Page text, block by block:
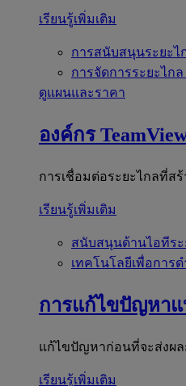
เรียนรู้เพิ่มเติม
การสนับสนุนระยะไ
การจัดการระยะไกล
ดูแผนและราคา
องค์กร
การเชื่อมต่อระยะไกลที่ส
เรียนรู้เพิ่มเติม
สนับสนุนด้านไอทีระ
เทคโนโลยีเพื่อการ
การแก้ไขปัญหาแ
แก้ไขปัญหาก่อนที่จะส่งผ
เรียนรู้เพิ่มเติม